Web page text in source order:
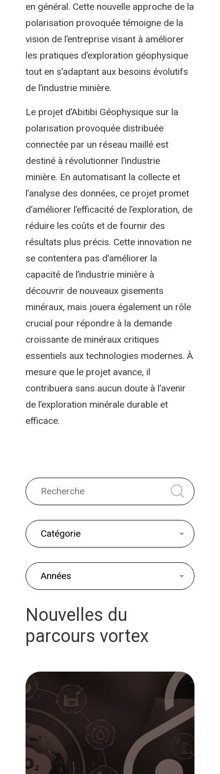
en général. Cette nouvelle approche de la
polarisation provoquée témoigne de la
vision de l’entreprise visant à améliorer
les pratiques d’exploration géophysique
tout en s’adaptant aux besoins évolutifs
de l’industrie minière.
Le projet d’Abitibi Géophysique sur la
polarisation provoquée distribuée
connectée par un réseau maillé est
destiné à révolutionner l’industrie
minière. En automatisant la collecte et
l’analyse des données, ce projet promet
d’améliorer l’efficacité de l’exploration, de
réduire les coûts et de fournir des
résultats plus précis. Cette innovation ne
se contentera pas d’améliorer la
capacité de l’industrie minière à
découvrir de nouveaux gisements
minéraux, mais jouera également un rôle
crucial pour répondre à la demande
croissante de minéraux critiques
essentiels aux technologies modernes. À
mesure que le projet avance, il
contribuera sans aucun doute à l’avenir
de l’exploration minérale durable et
efficace.
Nouvelles du
parcours vortex